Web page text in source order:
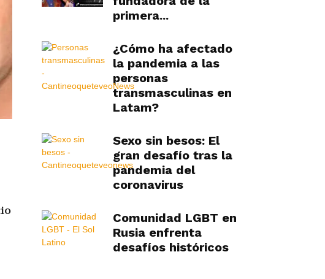
primera...
¿Cómo ha afectado
la pandemia a las
personas
transmasculinas en
Latam?
Sexo sin besos: El
gran desafío tras la
pandemia del
coronavirus
Comunidad LGBT en
Rusia enfrenta
desafíos históricos